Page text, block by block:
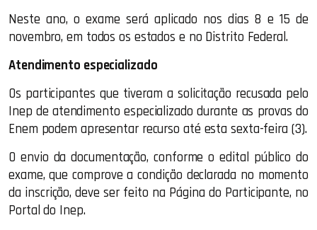
Neste ano, o exame será aplicado nos dias 8 e 15 de
novembro, em todos os estados e no Distrito Federal.
Atendimento especializado
Os participantes que tiveram a solicitação recusada pelo
Inep de atendimento especializado durante as provas do
Enem podem apresentar recurso até esta sexta-feira (3).
O envio da documentação, conforme o edital público do
exame, que comprove a condição declarada no momento
da inscrição, deve ser feito na Página do Participante, no
Portal do Inep.